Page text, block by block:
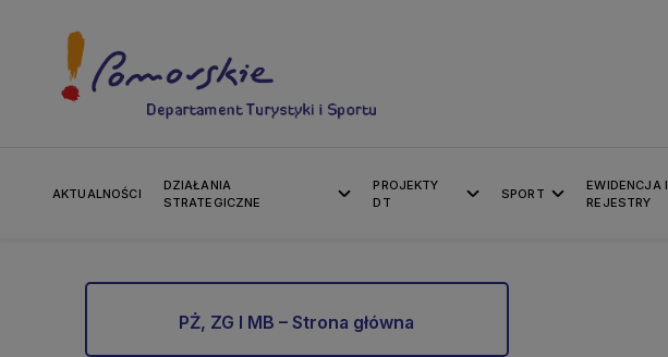
AKTUALNOŚCI
DZIAŁANIA
STRATEGICZNE
PROJEKTY
DT
SPORT
EWIDENCJA I
REJESTRY
DOKUMENTY STRATEGICZNE PŻ, ZG I MB
PŻ, ZG I MB – Strona główna